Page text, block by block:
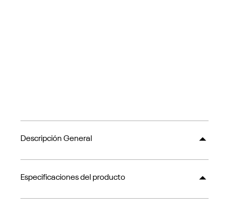
Descripción General
Especificaciones del producto